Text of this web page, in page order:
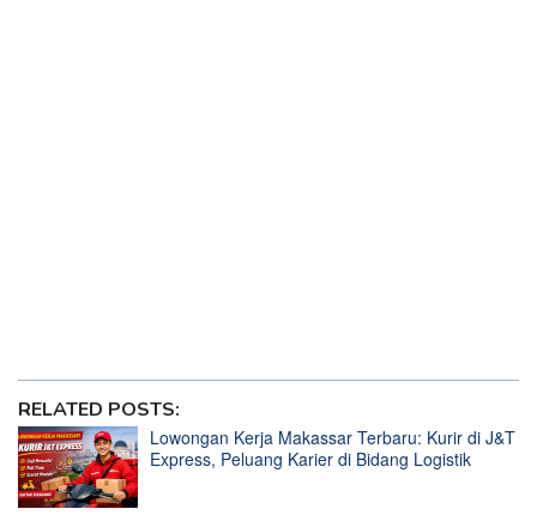
RELATED POSTS:
Lowongan Kerja Makassar Terbaru: Kurir di J&T
Express, Peluang Karier di Bidang Logistik